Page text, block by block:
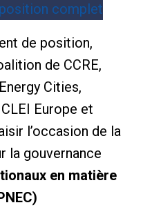
complet
de position,
de CCRE,
Cities,
Europe et
l’occasion de la
la gouvernance
en matière